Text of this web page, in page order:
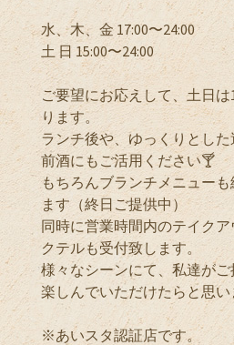
水、木、金 17:00〜24:00
土 日 15:00〜24:00
ご要望にお応えして、土日
ります。
ランチ後や、ゆっくりとし
前酒にもご活用ください🍸
もちろんブランチメニュー
ます（終日ご提供中）
同時に営業時間内のテイク
クテルも受付致します。
様々なシーンにて、私達が
楽しんでいただけたらと思い
※あいスタ認証店です。